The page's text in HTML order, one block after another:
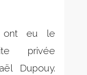
ont eu le
privée
Dupouy.